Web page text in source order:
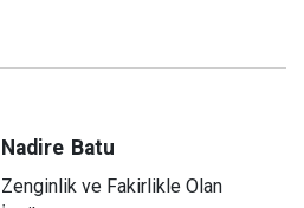
Nadire Batu
Zenginlik ve Fakirlikle Olan